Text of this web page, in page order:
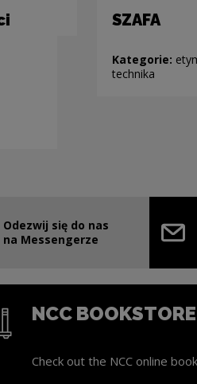
SZAFA
Kategorie:
technika
Odezwij się do nas
na Messengerze
link will open in a new window
NCC BOOKSTORE
Check out the NCC online